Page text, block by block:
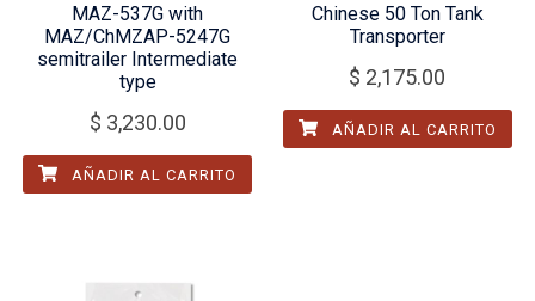
MAZ-537G with
MAZ/ChMZAP-5247G
semitrailer Intermediate
type
$ 3,230.00
AÑADIR AL CARRITO
Chinese 50 Ton Tank
Transporter
$ 2,175.00
AÑADIR AL CARRITO